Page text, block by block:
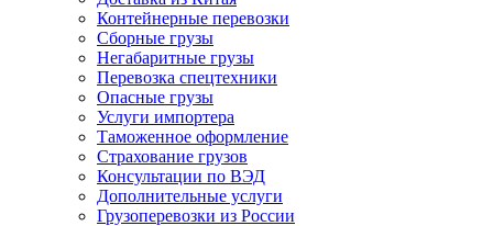
Контейнерные перевозки
Сборные грузы
Негабаритные грузы
Перевозка спецтехники
Опасные грузы
Услуги импортера
Таможенное оформление
Страхование грузов
Консультации по ВЭД
Дополнительные услуги
Грузоперевозки из России